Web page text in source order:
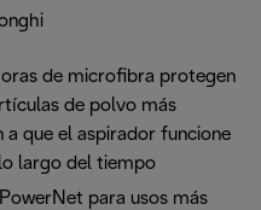
de microfibra protegen
de polvo más
a que el aspirador funcione
largo del tiempo
para usos más